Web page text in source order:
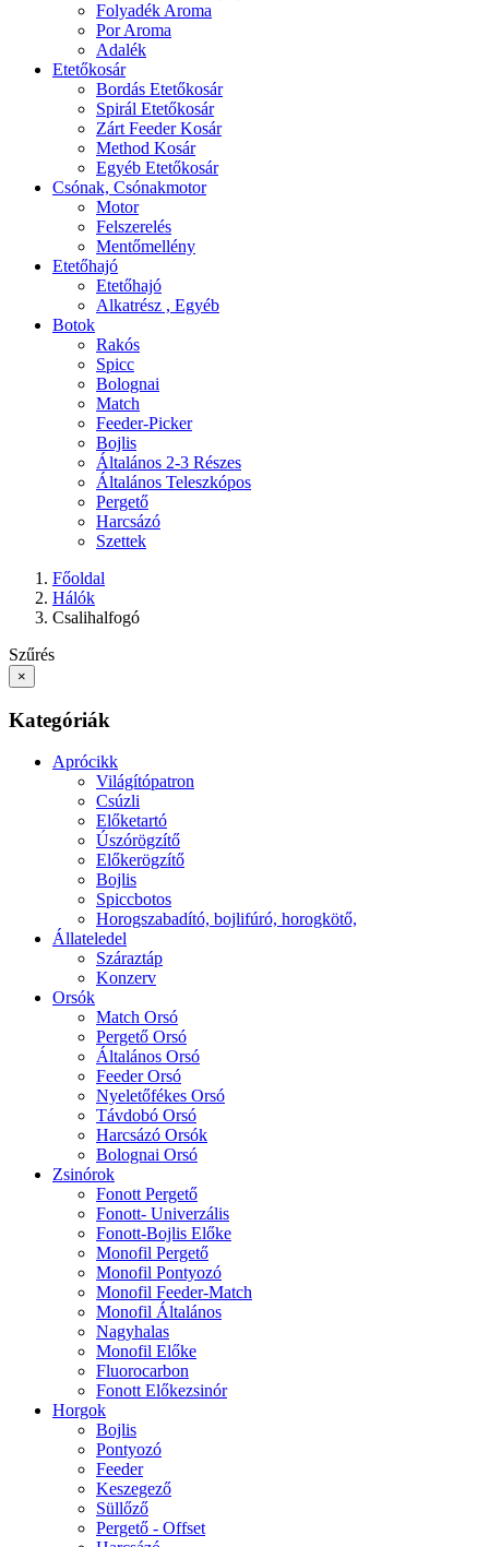
Folyadék Aroma
Por Aroma
Adalék
Etetőkosár
Bordás Etetőkosár
Spirál Etetőkosár
Zárt Feeder Kosár
Method Kosár
Egyéb Etetőkosár
Csónak, Csónakmotor
Motor
Felszerelés
Mentőmellény
Etetőhajó
Etetőhajó
Alkatrész , Egyéb
Botok
Rakós
Spicc
Bolognai
Match
Feeder-Picker
Bojlis
Általános 2-3 Részes
Általános Teleszkópos
Pergető
Harcsázó
Szettek
Főoldal
Hálók
Csalihalfogó
Szűrés
×
Kategóriák
Aprócikk
Világítópatron
Csúzli
Előketartó
Úszórögzítő
Előkerögzítő
Bojlis
Spiccbotos
Horogszabadító, bojlifúró, horogkötő,
Állateledel
Száraztáp
Konzerv
Orsók
Match Orsó
Pergető Orsó
Általános Orsó
Feeder Orsó
Nyeletőfékes Orsó
Távdobó Orsó
Harcsázó Orsók
Bolognai Orsó
Zsinórok
Fonott Pergető
Fonott- Univerzális
Fonott-Bojlis Előke
Monofil Pergető
Monofil Pontyozó
Monofil Feeder-Match
Monofil Általános
Nagyhalas
Monofil Előke
Fluorocarbon
Fonott Előkezsinór
Horgok
Bojlis
Pontyozó
Feeder
Keszegező
Süllőző
Pergető - Offset